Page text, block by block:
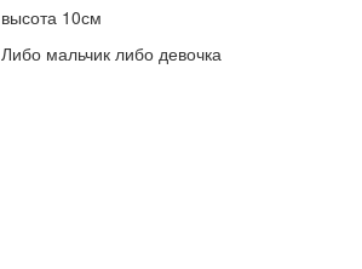
высота 10см
Либо мальчик либо девочка